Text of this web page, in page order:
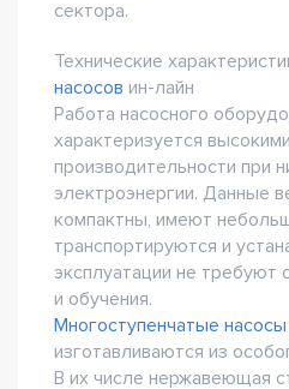
сектора.
Технические
насосов ин-лайн
Работа насосного
характеризуется
производительности при
электроэнергии. Данные
компактны, имеют
транспортируются и
эксплуатации не требуют
и обучения.
Многоступенчатые
изготавливаются из
В их числе нержавеющая